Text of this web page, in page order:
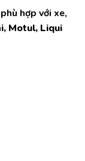
hợp với xe,
Motul, Liqui